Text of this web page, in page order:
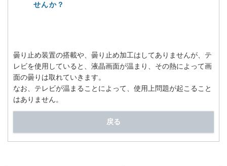
せんか？
曇り止め装置の搭載や、曇り止め加工はしてありませんが、テ
レビを使用していると、液晶画面が温まり、その熱によって画
面の曇りは取れていきます。
なお、テレビが温まることによって、使用上問題が起こること
はありません。
戻る